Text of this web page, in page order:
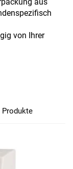
aus
von Ihrer
Produkte